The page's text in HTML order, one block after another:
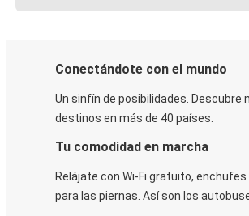
Conectándote con el mundo
Un sinfín de posibilidades. Descubre
destinos en más de 40 países.
Tu comodidad en marcha
Relájate con Wi-Fi gratuito,
para las piernas. Así son los